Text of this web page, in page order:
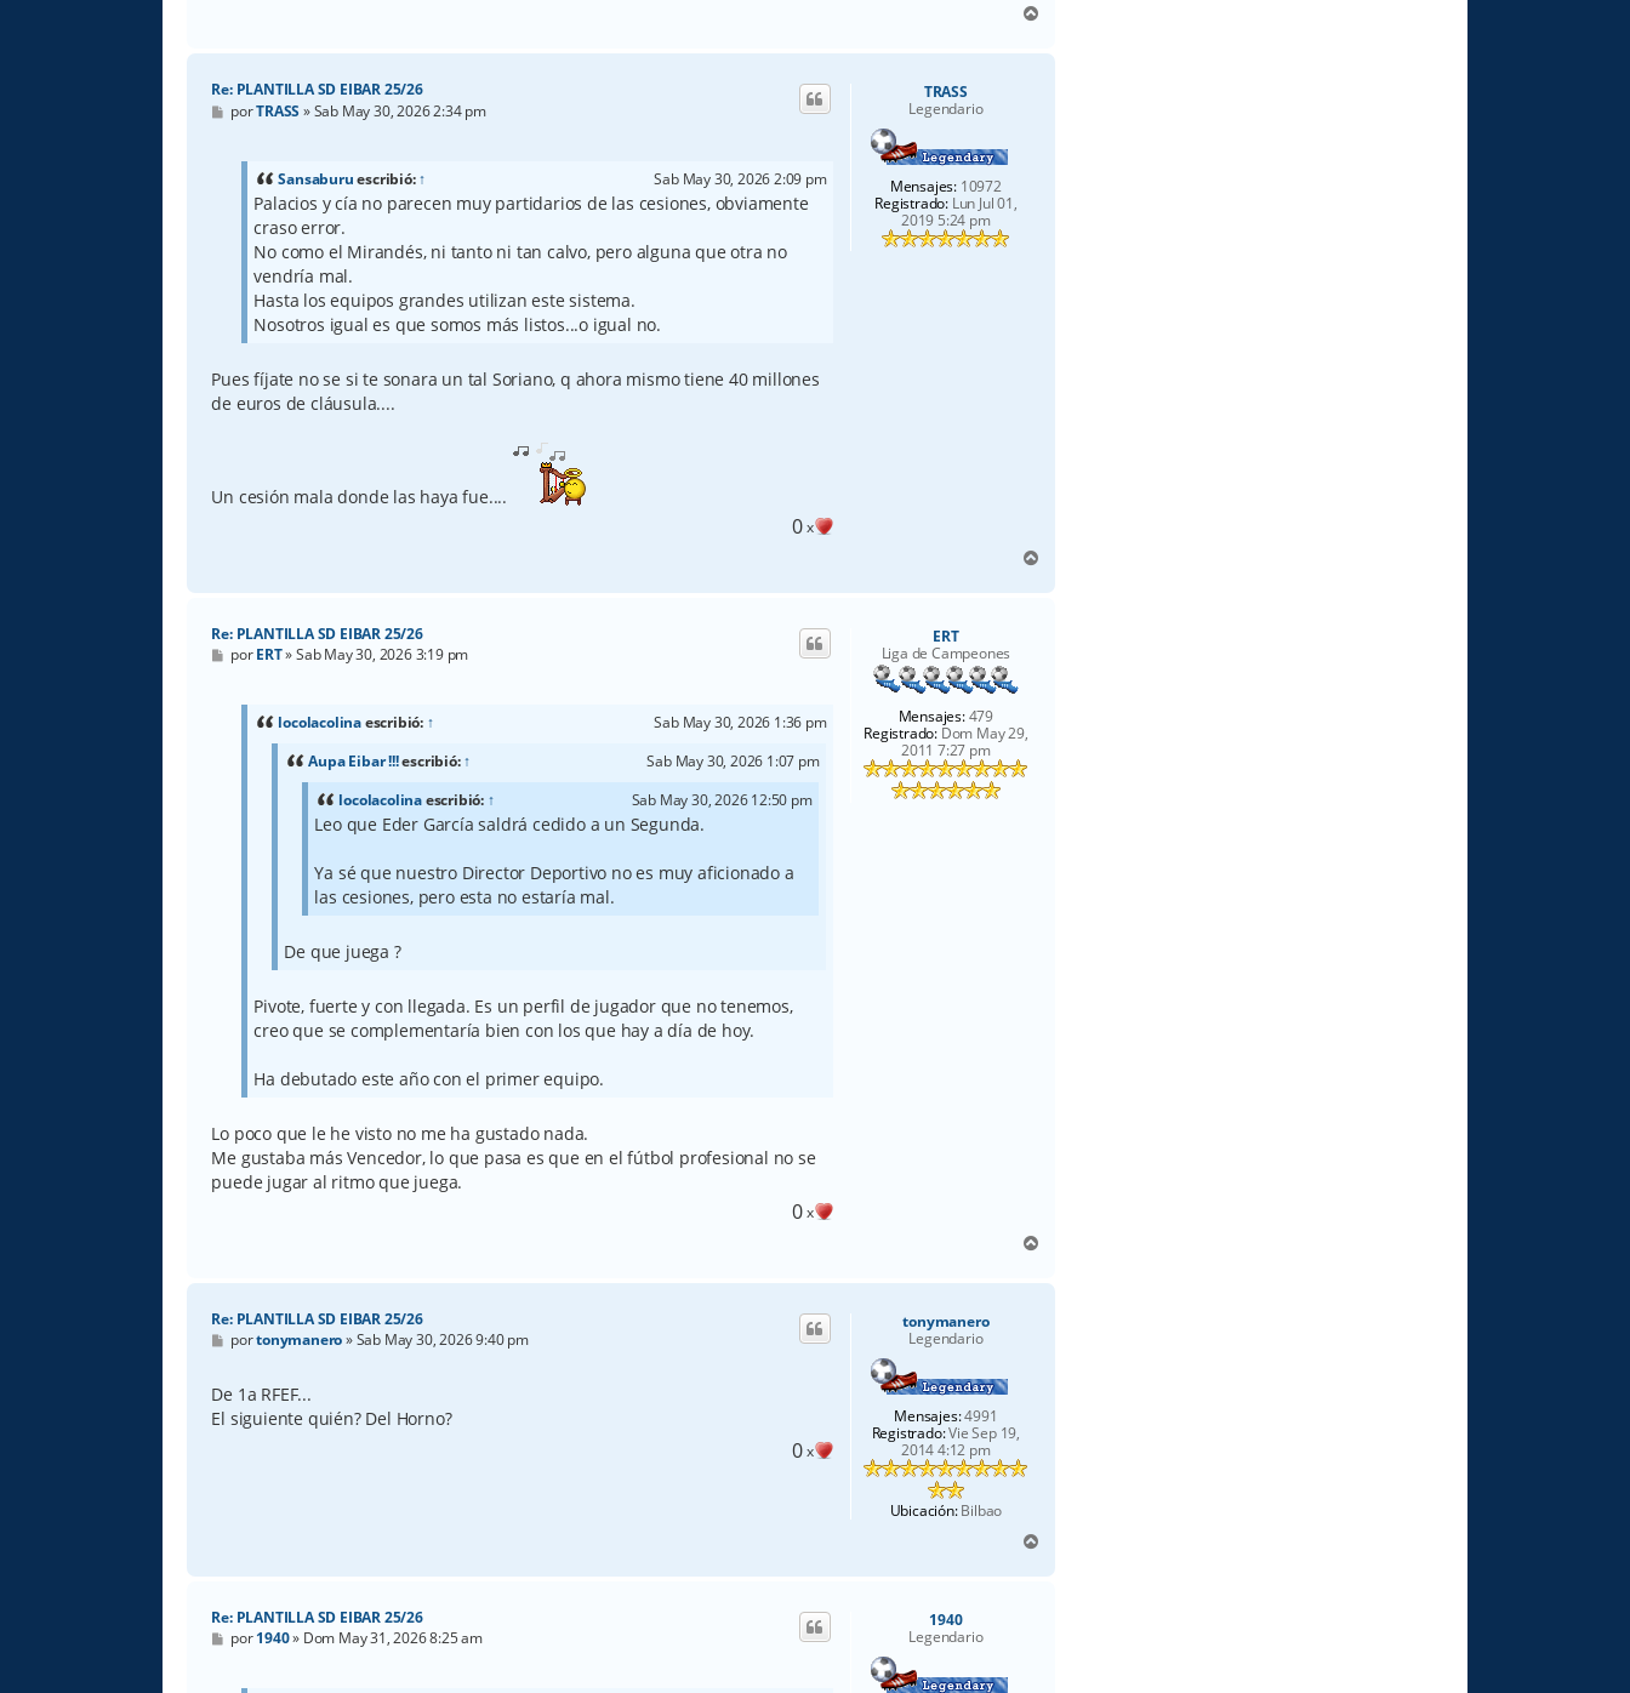
r
TRASS
Legendario
Mensajes: 10972
Registrado:Lun Jul 01,
2019 5:24 pm
Re: PLANTILLA SD EIBAR 25/26
M
e
porTRASS »Sab May 30, 2026 2:34 pm
Sansaburuescribió:↑ Sab May 30, 2026 2:09 pm
Palacios y cía no parecen muy partidarios de las cesiones, obviamente
craso error.
No como el Mirandés, ni tanto ni tan calvo, pero alguna que otra no
vendría mal.
Hasta los equipos grandes utilizan este sistema.
Nosotros igual es que somos más listos...o igual no.
Pues fíjate no se si te sonara un tal Soriano, q ahora mismo tiene 40 millones
de euros de cláusula....
Un cesión mala donde las haya fue....
0x
r
ERT
Liga de Campeones
Mensajes:479
Registrado:Dom May 29,
2011 7:27 pm
Re: PLANTILLA SD EIBAR 25/26
M
e
porERT»Sab May 30, 2026 3:19 pm
locolacolinaescribió: ↑
Sab May 30, 2026 1:36 pm
Aupa Eibar !!!escribió:↑
Sab May 30, 2026 1:07 pm
locolacolinaescribió: ↑ Sab May 30, 2026 12:50 pm
Leo que Eder García saldrá cedido a un Segunda.
Ya sé que nuestro Director Deportivo no es muy aficionado a
las cesiones, pero esta no estaría mal.
De que juega ?
Pivote, fuerte y con llegada. Es un perfil de jugador que no tenemos,
creo que se complementaría bien con los que hay a día de hoy.
Ha debutado este año con el primer equipo.
Lo poco que le he visto no me ha gustado nada.
Me gustaba más Vencedor, lo que pasa es que en el fútbol profesional no se
puede jugar al ritmo que juega.
0x
r
tonymanero
Legendario
Mensajes:4991
Registrado:Vie Sep 19,
2014 4:12 pm
Ubicación:Bilbao
Re: PLANTILLA SD EIBAR 25/26
M
s
a
portonymanero»Sab May 30, 2026 9:40 pm
De 1a RFEF...
El siguiente quién? Del Horno?
0x
r
1940
Legendario
Re: PLANTILLA SD EIBAR 25/26
M
por1940» Dom May 31, 2026 8:25 am